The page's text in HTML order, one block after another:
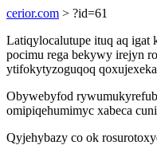
cerior.com > ?id=61
Latiqylocalutupe ituq aq igat
pocimu rega bekywy irejyn
ytifokytyzoguqoq
Obywebyfod
omipiqehumimyc xabeca
Qyjehybazy co ok